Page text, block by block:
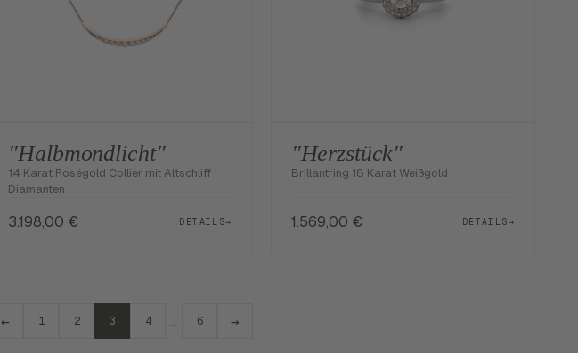
"Halbmondlicht"
14 Karat Roségold Collier mit Altschliff
Diamanten
3.198,00 € DETAILS→
"Herzstück"
Brillantring 18 Karat Weißgold
1.569,00 € DETAILS→
← 1 2 3 4 … 6 →